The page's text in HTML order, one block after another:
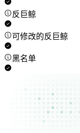
反巨鲸
可修改的反巨鲸
黑名单